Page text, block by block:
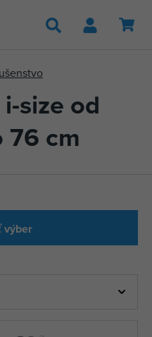
Hľadať
size od
76 cm
výber